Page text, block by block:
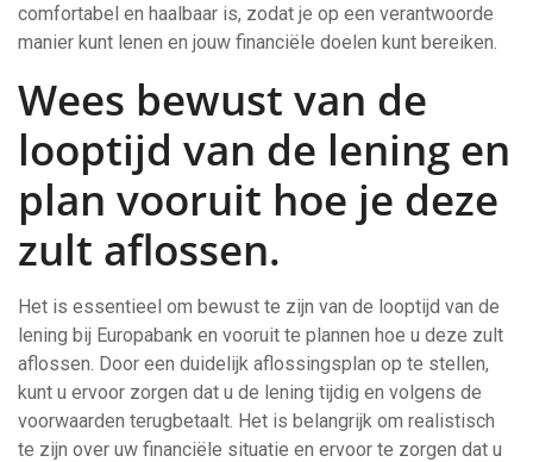
comfortabel en haalbaar is, zodat je op een verantwoorde
manier kunt lenen en jouw financiële doelen kunt bereiken.
Wees bewust van de
looptijd van de lening en
plan vooruit hoe je deze
zult aflossen.
Het is essentieel om bewust te zijn van de looptijd van de
lening bij Europabank en vooruit te plannen hoe u deze zult
aflossen. Door een duidelijk aflossingsplan op te stellen,
kunt u ervoor zorgen dat u de lening tijdig en volgens de
voorwaarden terugbetaalt. Het is belangrijk om realistisch
te zijn over uw financiële situatie en ervoor te zorgen dat u